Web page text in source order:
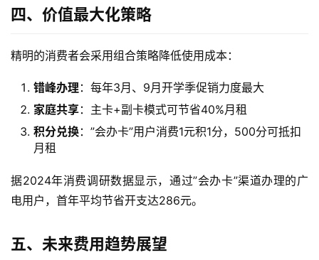
身
W
F
快
讯
多
页
四、价值最大化策略
精明的消费者会采用组合策略降低使用成本：
错峰办理 ：每年3月、9月开学季促销力度最大
家庭共享：主卡+副卡模式可节省40%月租
积分兑换：”会办卡”用户消费1元积1分，500分可抵扣
月租
据2024年消费调研数据显示，通过”会办卡”渠道办理的广
电用户，首年平均节省开支达286元。
五、未来费用趋势展望